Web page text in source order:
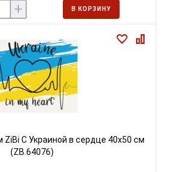
+ В КОРЗИНУ
ZiBi С Украиной в сердце 40х50 см
(ZB.64076)